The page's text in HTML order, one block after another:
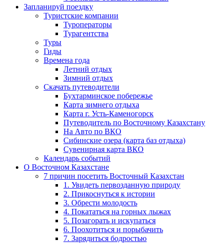
Запланируй поездку
Туристские компании
Туроператоры
Турагентства
Туры
Гиды
Времена года
Летний отдых
Зимний отдых
Скачать путеводители
Бухтарминское побережье
Карта зимнего отдыха
Карта г. Усть-Каменогорск
Путеводитель по Восточному Казахстану
На Авто по ВКО
Сибинские озера (карта баз отдыха)
Сувенирная карта ВКО
Календарь событий
О Восточном Казахстане
7 причин посетить Восточный Казахстан
1. Увидеть первозданную природу
2. Прикоснуться к истории
3. Обрести молодость
4. Покататься на горных лыжах
5. Позагорать и искупаться
6. Поохотиться и порыбачить
7. Зарядиться бодростью